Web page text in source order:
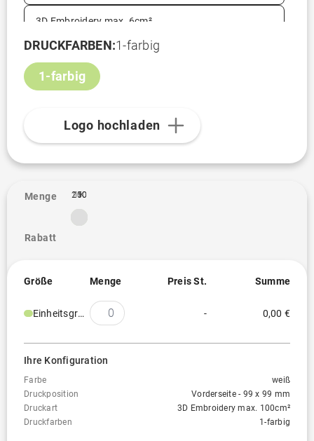
3D Embroidery max. 6cm²
DTF Transfer 1 max.
Auf dieser Position nicht
DTF Transfer 1 max.
Auf dieser Position nicht
DTF Transfer 1 max.
Embroidery fixed 4
DRUCKFARBEN:1-farbig
1-farbig
Logo hochladen
Menge
Rabatt
1
100
250
1K
Größe Menge Preis St. Summe
Einheitsgröße - 0,00 €
Ihre Konfiguration
Farbe
weiß
Druckposition
Vorderseite - 99 x 99 mm
Druckart
3D Embroidery max. 100cm²
Druckfarben
1-farbig